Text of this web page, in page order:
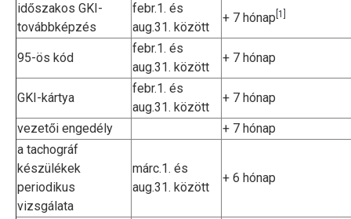
időszakos GKI-
továbbképzés
febr.1. és
aug.31. között
+ 7 hónap [1]
95-ös kód
febr.1. és
aug.31. között
+ 7 hónap
GKI-kártya
febr.1. és
aug.31. között
+ 7 hónap
vezetői engedély
+ 7 hónap
a tachográf
készülékek
periodikus
vizsgálata
márc.1. és
aug.31. között
+ 6 hónap